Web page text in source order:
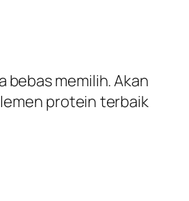
memilih. Akan
protein terbaik